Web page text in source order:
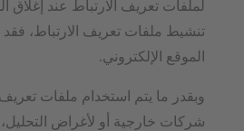
لملفات تعريف الارتباط عند إغلاق
تنشيط ملفات تعريف الارتباط، فقد
الموقع الإلكتروني.
وبقدر ما يتم استخدام ملفات
شركات خارجية أو لأغراض